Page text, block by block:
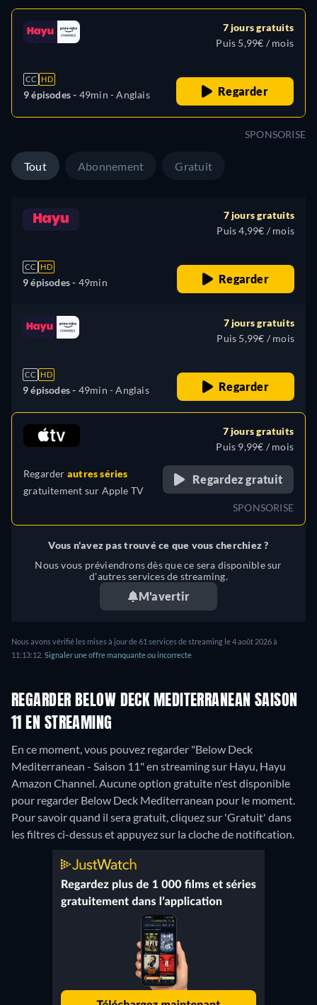
CC HD
9 épisodes - 49min - Anglais
7 jours gratuits
Puis 5,99€ / mois
Regarder
SPONSORISE
Tout Abonnement Gratuit
CC HD
9 épisodes - 49min
7 jours gratuits
Puis 4,99€ / mois
Regarder
CC HD
9 épisodes - 49min - Anglais
7 jours gratuits
Puis 5,99€ / mois
Regarder
Regarder autres séries
gratuitement sur Apple TV
7 jours gratuits
Puis 9,99€ / mois
Regardez gratuit
SPONSORISE
Vous n'avez pas trouvé ce que vous cherchiez ?
Nous vous préviendrons dès que ce sera disponible sur
d'autres services de streaming.
M'avertir
Nous avons vérifié les mises à jour de 61 services de streaming le 4 août 2026 à
11:13:12. Signaler une offre manquante ou incorrecte
REGARDER BELOW DECK MEDITERRANEAN SAISON
11 EN STREAMING
En ce moment, vous pouvez regarder "Below Deck
Mediterranean - Saison 11" en streaming sur Hayu, Hayu
Amazon Channel. Aucune option gratuite n'est disponible
pour regarder Below Deck Mediterranean pour le moment.
Pour savoir quand il sera gratuit, cliquez sur 'Gratuit' dans
les filtres ci-dessus et appuyez sur la cloche de notification.